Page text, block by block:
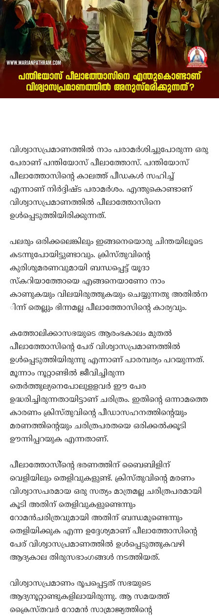
വിശ്വാസപ്രമാണത്തില്‍ നാം പരാമര്‍ശിച്ചുപോരുന്ന ഒരു
പേരാണ് പന്തിയോസ് പീലാത്തോസ്. പന്തിയോസ്
പീലാത്തോസിന്റെ കാലത്ത് പീഡകള്‍ സഹിച്ച്
എന്നാണ് നിര്‍ദ്ദിഷ്ട പരാമര്‍ശം. എന്തുകൊണ്ടാണ്
വിശ്വാസപ്രമാണത്തില്‍ പീലാത്തോസിനെ
ഉള്‍പ്പെടുത്തിയിരിക്കുന്നത്.
പലരും ഒരിക്കലെങ്കിലും ഇങ്ങനെയൊരു ചിന്തയിലൂടെ
കടന്നുപോയിട്ടുണ്ടാവും. ക്രിസ്തുവിന്റെ
കുരിശുമരണവുമായി ബന്ധപ്പെട്ട് യൂദാ
സ്‌കറിയാത്തോയെ എങ്ങനെയാണോ നാം
കാണുകയും വിലയിരുത്തുകയും ചെയ്യുന്നതു അതില്‍ന
ിന്ന് തെല്ലും ഭിന്നമല്ല പീലാത്തോസിന്റെ കാര്യവും.
കത്തോലിക്കാസഭയുടെ ആരംഭകാലം മുതല്‍
പീലാത്തോസിന്റെ പേര് വിശ്വാസപ്രമാണത്തില്‍
ഉള്‍പ്പെടുത്തിയിരുന്നു എന്നാണ് പാരമ്പര്യം പറയുന്നത്.
മൂന്നാം നൂറ്റാണ്ടില്‍ ജീവിച്ചിരുന്ന
തെര്‍ത്തുല്യനെപോലുളളവര്‍ ഈ പേര
ഉദ്ധരിച്ചിരുന്നതായിട്ടാണ് ചരിത്രം. ഇതിന്റെ ഒന്നാമത്തെ
കാരണം ക്രിസ്തുവിന്റെ പീഡാസഹനത്തിന്റെയും
മരണത്തിന്റെയും ചരിത്രപരതയെ ഒരിക്കല്‍ക്കൂടി
ഊന്നിപ്പറയുക എന്നതാണ്.
പീലാത്തോസി്‌ന്റെ ഭരണത്തിന് ബൈബിളിന്
വെളിയിലും തെളിവുകളുണ്ട്. ക്രിസ്തുവിന്റെ മരണം
വിശ്വാസപരമായ ഒരു സത്യം മാത്രമല്ല ചരിത്രപരമായി
കൂടി അതിന് തെളിവുകളുണ്ടെന്നും
റോമന്‍ചരിത്രവുമായി അതിന് ബന്ധമുണ്ടെന്നും
തെളിയിക്കുക എന്ന ഉദ്ദേശ്യമാണ് പീലാത്തോസിന്റെ
പേര് വിശ്വാസപ്രമാണത്തില്‍ ഉള്‍പ്പെടുത്തുകവഴി
ആദ്യകാല തിരുസഭാംഗങ്ങള്‍ നടത്തിയത്.
വിശ്വാസപ്രമാണം രൂപപ്പെട്ടത് സഭയുടെ
ആദ്യനൂറ്റാണ്ടുകളിലായിരുന്നു. ആ സമയത്ത്
ക്രൈസ്തവര്‍ റോമന്‍ സാമ്രാജ്യത്തിന്റെ